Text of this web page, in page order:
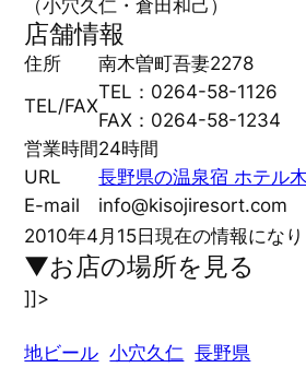
（小穴久仁・倉田和己）
店舗情報
住所
南木曽町吾妻2278
TEL/FAX
TEL：0264-58-1126
FAX：0264-58-1234
営業時間24時間
URL
長野県の温泉宿 ホテル
E-mail
info@kisojiresort.com
2010年4月15日現在の情報になり
▼お店の場所を見る
]]>
地ビール 小穴久仁 長野県